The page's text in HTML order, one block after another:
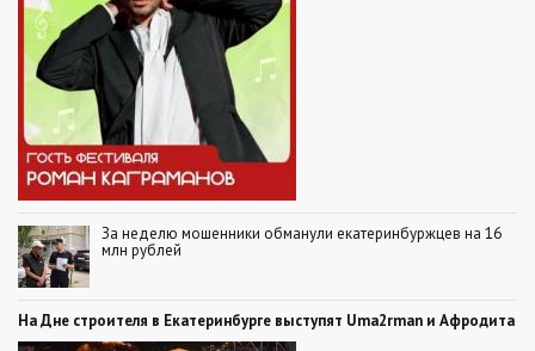
За неделю мошенники обманули екатеринбуржцев на 16
млн рублей
На Дне строителя в Екатеринбурге выступят Uma2rman и Афродита